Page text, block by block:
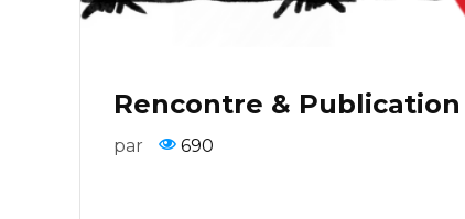
Rencontre & Publication
par 690